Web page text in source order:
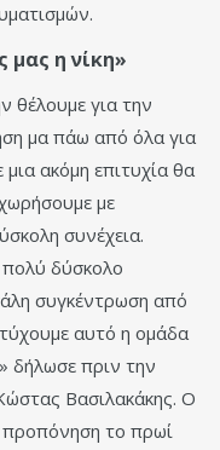
η νίκη»
θέλουμε για την
μα πάω από όλα για
ακόμη επιτυχία θα
με
συνέχεια.
πολύ δύσκολο
συγκέντρωση από
αυτό η ομάδα
δήλωσε πριν την
Βασιλακάκης. Ο
προπόνηση το πρωί